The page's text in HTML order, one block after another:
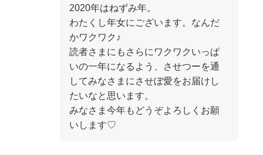
2020年はねずみ年。
わたくし年女にございます。なんだ
かワクワク♪
読者さまにもさらにワクワクいっぱ
いの一年になるよう、させつーを通
してみなさまにさせぼ愛をお届けし
たいなと思います。
みなさま今年もどうぞよろしくお願
いします♡